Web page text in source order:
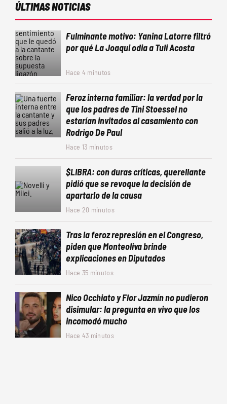
ÚLTIMAS NOTICIAS
Fulminante motivo: Yanina Latorre filtró
por qué La Joaqui odia a Tuli Acosta
Hace 4 minutos
Feroz interna familiar: la verdad por la
que los padres de Tini Stoessel no
estarían invitados al casamiento con
Rodrigo De Paul
Hace 13 minutos
$LIBRA: con duras críticas, querellante
pidió que se revoque la decisión de
apartarlo de la causa
Hace 20 minutos
Tras la feroz represión en el Congreso,
piden que Monteoliva brinde
explicaciones en Diputados
Hace 35 minutos
Nico Occhiato y Flor Jazmín no pudieron
disimular: la pregunta en vivo que los
incomodó mucho
Hace 43 minutos